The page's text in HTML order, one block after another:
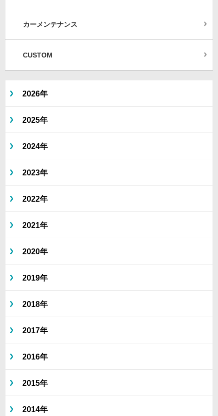
カーメンテナンス
CUSTOM
2026年
2025年
2024年
2023年
2022年
2021年
2020年
2019年
2018年
2017年
2016年
2015年
2014年